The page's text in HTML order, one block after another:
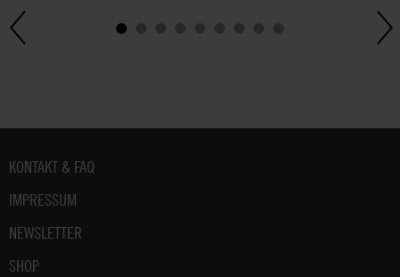
Fußbereich
KONTAKT & FAQ
IMPRESSUM
NEWSLETTER
SHOP